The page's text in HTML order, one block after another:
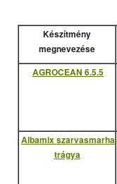
Készítmény
megnevezése
AGROCEAN 6.5.5
Albamix szarvasmarha
trágya